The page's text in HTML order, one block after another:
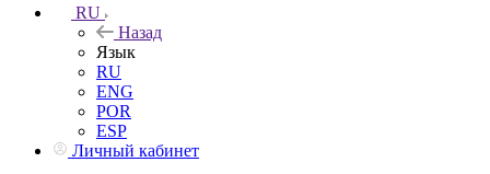
RU
Назад
Язык
RU
ENG
POR
ESP
Личный кабинет